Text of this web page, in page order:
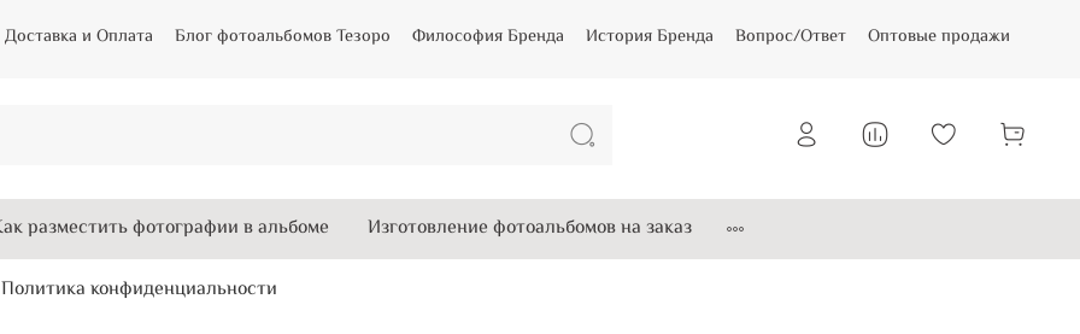
Доставка и Оплата Блог фотоальбомов Тезоро Философия Бренда История Бренда Вопрос/Ответ Оптовые продажи
разместить фотографии в альбоме Изготовление фотоальбомов на заказ
Политика конфиденциальности